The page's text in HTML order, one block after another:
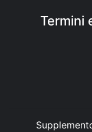
Termini